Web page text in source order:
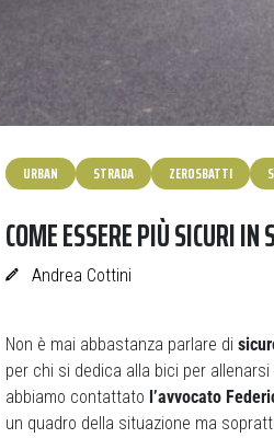
URBAN STRADA ZEROSBATTI
COME ESSERE PIÙ SICURI
Andrea Cottini
Non è mai abbastanza parlare di
per chi si dedica alla bici per
abbiamo contattato l’avvocato
un quadro della situazione ma